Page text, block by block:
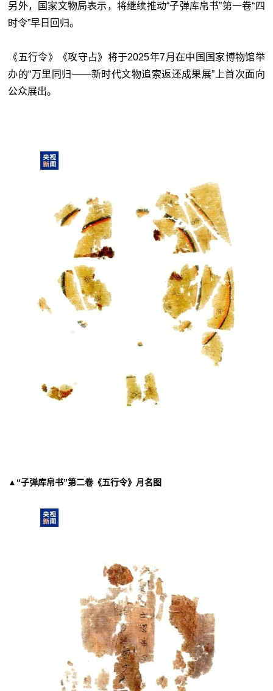
另外，国家文物局表示，将继续推动“子弹库帛书”第一卷“四
时令”早日回归。
《五行令》《攻守占》将于2025年7月在中国国家博物馆举
办的“万里同归——新时代文物追索返还成果展”上首次面向
公众展出。
▲“子弹库帛书”第二卷《五行令》月名图